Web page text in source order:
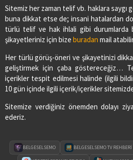
Sitemiz her zaman telif vb. haklara saygı
buna dikkat etse de; insani hatalardan
türlü telif ve hak ihlali gibi durumlarda
şikayetleriniz için bize buradan mail
Her türlü görüş-öneri ve şikayetinizi
geliştirmek için çaba göstereceğiz…
içerikler tespit edilmesi halinde (ilgili
10 gün içinde ilgili içerik/içerikler
Sitemize verdiğiniz önemden dolayı
ederiz.
BELGESELSEMO BELGESELSEMO TV REHBERİ